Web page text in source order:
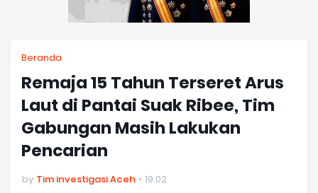
Beranda
Remaja 15 Tahun Terseret Arus
Laut di Pantai Suak Ribee, Tim
Gabungan Masih Lakukan
Pencarian
by Tim investigasi Aceh 19.02